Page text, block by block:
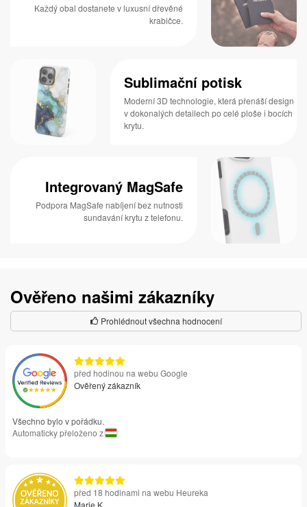
Každý obal dostanete v luxusní dřevěné
krabičce.
Sublimační potisk
Moderní 3D technologie, která přenáší design
v dokonalých detailech po celé ploše i bocích
krytu.
Integrovaný MagSafe
Podpora MagSafe nabíjení bez nutnosti
sundavání krytu z telefonu.
Ověřeno našimi zákazníky
Prohlédnout všechna hodnocení
před hodinou na webu Google
Ověřený zákazník
Všechno bylo v pořádku.
Automaticky přeloženo z
před 18 hodinami na webu Heureka
Marie K.